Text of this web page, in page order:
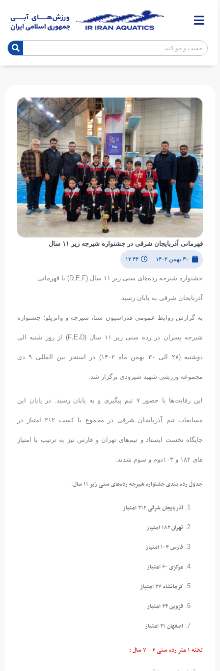
قهرمانی آذربایجان شرقی در جشنواره شیرجه زیر ۱۱ سال
۳۰ بهمن ۱۴۰۲ ۱۲:۴۴
جشنواره شیرجه رده‌های سنی زیر ۱۱ سال (D,E,F) با قهرمانی
آذربایجان شرقی به پایان رسید.
به گزارش روابط عمومی فدراسیون شنا، شیرجه و واترپلو؛ جشنواره
شیرجه پسران در رده سنی زیر ۱۱ سال (F،E،D) از روز شنبه الی
دوشنبه (۲۸ الی ۳۰ بهمن ماه ۱۴۰۲) در استخر بین المللی ۹ دی
مجموعه ورزشی شهید شیرودی برگزار شد.
این رقابت‌ها با حضور ۷ تیم پیگیری و به پایان رسید. در پایان این
مسابقات تیم آذربایجان شرقی در مجموع با کسب ۲۱۲ امتیاز در
جایگاه نخست ایستاد و تیم‌های تهران و فارس نیز به ترتیب با امتیاز
های ۱۸۲ و ۱۰۳دوم و سوم شدند.
جدول رده بندی جشنواره شیرجه رده‌های سنی زیر ۱۱ سال :
آذربایجان شرقی ۲۱۲ امتیاز
تھران ۱۸۲ امتیاز
فارس ۱۰۳ امتیاز
مرکزی ۶۰ امتیاز
کرمانشاه ۲۷ امتیاز
قزوین ۲۴ امتیاز
اصفهان ۲۱ امتیاز
تخته ۱ متر رده سنی ۶ – ۷ سال :